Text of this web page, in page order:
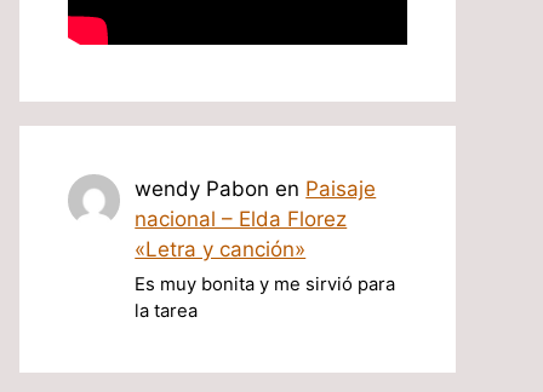
wendy Pabon en Paisaje
nacional – Elda Florez
«Letra y canción»
Es muy bonita y me sirvió para
la tarea